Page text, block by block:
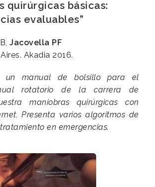
quirúrgicas básicas:
evaluables”
Jacovella PF
Akadia 2016.
un manual de bolsillo para el
rotatorio de la carrera de
maniobras quirúrgicas con
Presenta varios algoritmos de
en emergencias.